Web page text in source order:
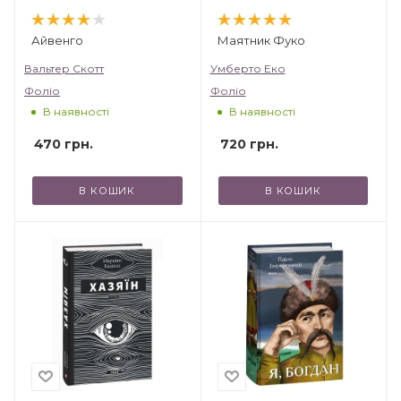
Айвенго
Вальтер Скотт
Фоліо
В наявності
470 грн.
В КОШИК
Маятник Фуко
Умберто Еко
Фоліо
В наявності
720грн.
В КОШИК